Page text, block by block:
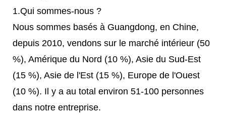
1.Qui sommes-nous ?
Nous sommes basés à Guangdong, en Chine,
depuis 2010, vendons sur le marché intérieur (50
%), Amérique du Nord (10 %), Asie du Sud-Est
(15 %), Asie de l'Est (15 %), Europe de l'Ouest
(10 %). Il y a au total environ 51-100 personnes
dans notre entreprise.